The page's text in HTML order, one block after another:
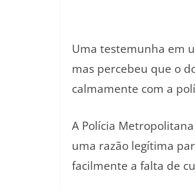
Uma testemunha em
mas percebeu que o
calmamente com a
A Polícia
uma razão legítima
facilmente a falta de